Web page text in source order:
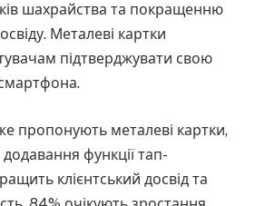
шахрайства та покращенню
Металеві картки
підтверджувати свою
пропонують металеві картки,
функції тап-
клієнтський досвід та